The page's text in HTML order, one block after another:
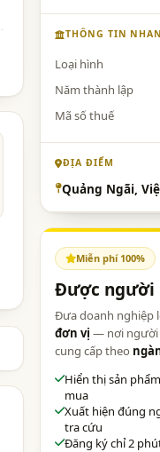
THÔNG TIN
Loại hình
Năm thành lập
Mã số thuế
ĐỊA ĐIỂM
Quảng Ngãi,
Miễn phí 100%
Được người
Đưa doanh nghiệp
đơn vị — nơi người
cung cấp theo
Hiển thị sản
mua
Xuất hiện đúng
tra cứu
Đăng ký chỉ 2